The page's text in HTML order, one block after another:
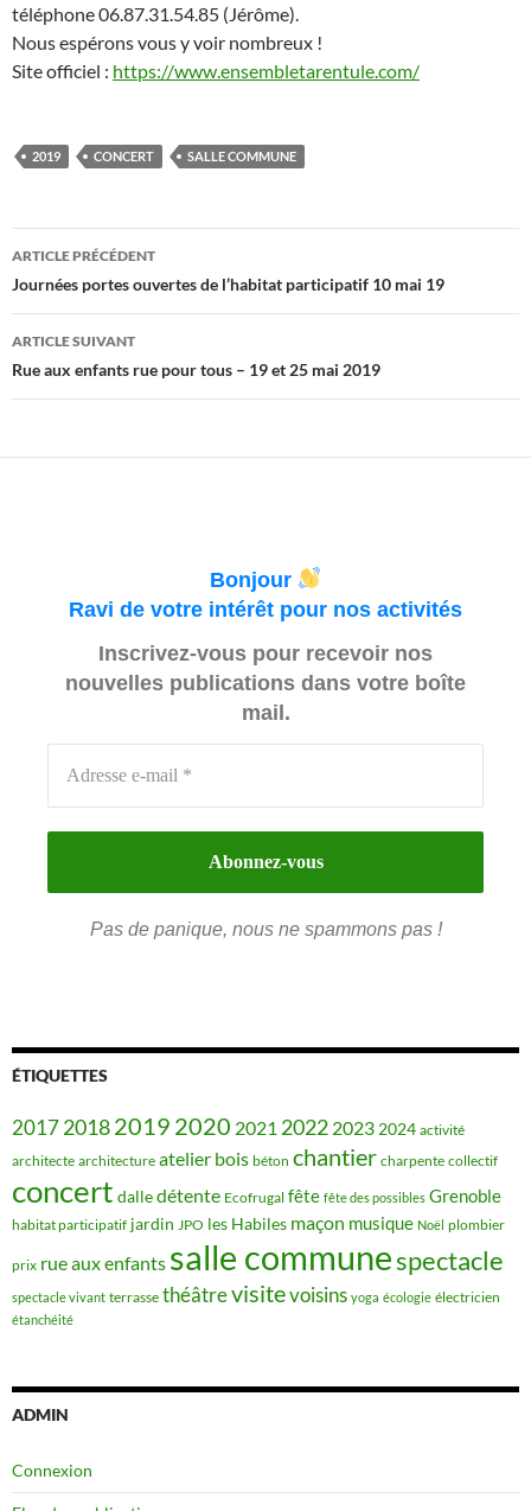
téléphone 06.87.31.54.85 (Jérôme).
Nous espérons vous y voir nombreux !
Site officiel : https://www.ensembletarentule.com/
2019 CONCERT SALLE COMMUNE
Navigation
des
articles
ARTICLE PRÉCÉDENT
Journées portes ouvertes de l’habitat participatif 10 mai 19
ARTICLE SUIVANT
Rue aux enfants rue pour tous – 19 et 25 mai 2019
Bonjour
Ravi de votre intérêt pour nos activités
Inscrivez-vous pour recevoir nos
nouvelles publications dans votre boîte
mail.
Pas de panique, nous ne spammons pas !
ÉTIQUETTES
201720182019 2020 2021 2022 2023 2024 activité
architecte architecture atelier bois béton chantier charpente collectif
concert dalledétente Ecofrugal fête fête des possibles Grenoble
habitat participatif jardin JPO les Habiles maçon musique Noël plombier
prix rue aux enfants salle communespectacle
spectacle vivant terrasse théâtrevisitevoisins yoga écologie électricien
étanchéité
ADMIN
Connexion